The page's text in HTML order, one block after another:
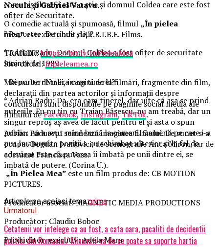
comuniştilor! Şi asta o ştie şi domnul Coldea care este fost
ofiţer de Securitate.
* Reporter: De unde ştiţi?
* Adrian Radu: Domnul Coldea a fost ofiţer de securitate
înainte de 1989.
* Reporter: Nu era cam tinerel?
* Adrian Radu: Da, era cam tinerel, dar uite că aşa se prind
puterile. Eu nu ţin cu Traian Băsescu, nu am treabă, dar un
singur reproş aş avea de făcut pentru el şi asta o spun
public: nu a avut mînă bună la oameni. Oamenii pe care i-a
pus în anumite poziţii s-au schimbat ulterior şi la fel de
adevărat este că puterea îi îmbată pe unii dintre ei, se
îmbată de putere. (Corina U.).
Articole pe aceiasi tema:prima
Urmatorul
Cetatenii vor intelege ca au fost, a cata oara, pacaliti de decidentii
politici din Romania!/ Minunati-va de ce poate sa suporte hartia
Necula și Gabriel Vatavu.
O comedie actuală și spumoasă, filmul „În pielea
mea”este distribuit de T.R.I.B.E. Films.
TRAILER:https://bit.ly/InPieleaMea
Site oficial:inpieleamea.ro
Mai multe detalii, imagini de la filmări, fragmente din film,
declarații din partea actorilor și informații despre
concursuri sunt disponibile pe paginile social media ale
filmului deFacebook, Instagram,TikTok.
Adrian Pădurețu semnează imaginea filmului. De sunet s-a
ocupat Bogdan Ivanovici, de scenografie Anca Miron, iar de
costume Francisca Vass.
„În Pielea Mea” este un film produs de: CB MOTION
PICTURES.
Producător asociat: MAGNETIC MEDIA PRODUCTIONS
Producător: Claudiu Boboc
Producător executiv: Adela Mara